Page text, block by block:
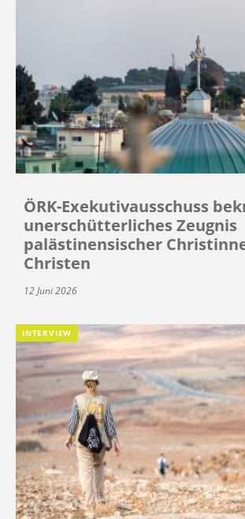
ÖRK-Exekutivausschuss
unerschütterliches Zeugnis
palästinensischer
Christen
12 Juni 2026
INTERVIEW